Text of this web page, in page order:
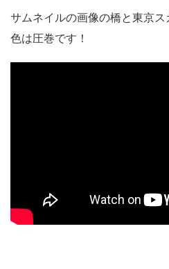
サムネイルの画像の橋と東京
色は圧巻です！